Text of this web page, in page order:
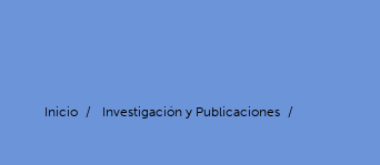
Inicio / Investigación y Publicaciones /